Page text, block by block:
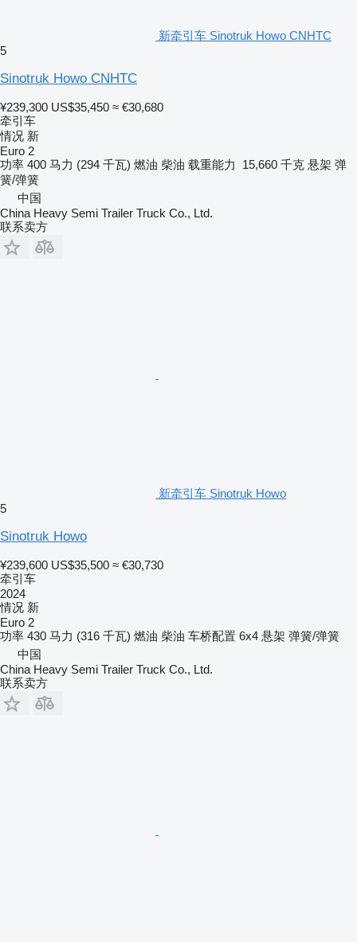
新牵引车 Sinotruk Howo CNHTC
5
Sinotruk Howo CNHTC
¥239,300 US$35,450 ≈ €30,680
牵引车
情况 新
Euro 2
功率 400 马力 (294 千瓦) 燃油 柴油 载重能力 15,660 千克 悬架 弹
簧/弹簧
中国
China Heavy Semi Trailer Truck Co., Ltd.
联系卖方
新牵引车 Sinotruk Howo
5
Sinotruk Howo
¥239,600 US$35,500 ≈ €30,730
牵引车
2024
情况 新
Euro 2
功率 430 马力 (316 千瓦) 燃油 柴油 车桥配置 6x4 悬架 弹簧/弹簧
中国
China Heavy Semi Trailer Truck Co., Ltd.
联系卖方